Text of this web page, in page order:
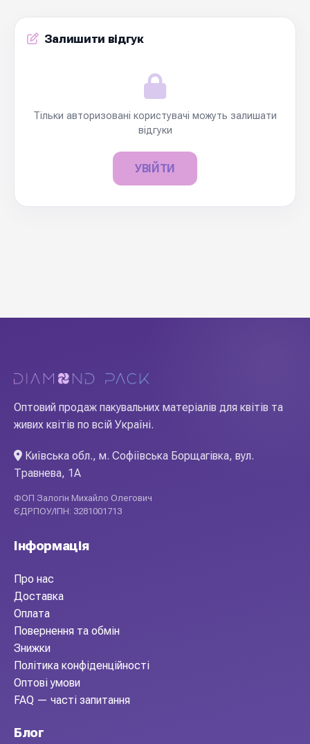
Залишити відгук
Тільки авторизовані користувачі можуть залишати
відгуки
УВІЙТИ
Оптовий продаж пакувальних матеріалів для квітів та
живих квітів по всій Україні.
Київська обл., м. Софіївська Борщагівка, вул.
Травнева, 1А
ФОП Залогін Михайло Олегович
ЄДРПОУ/ІПН: 3281001713
Інформація
Про нас
Доставка
Оплата
Повернення та обмін
Знижки
Політика конфіденційності
Оптові умови
FAQ — часті запитання
Блог